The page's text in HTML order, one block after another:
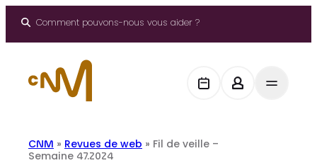
Comment pouvons-nous vous aider ?
CNM » Revues de web » Fil de veille –
Semaine 47.2024